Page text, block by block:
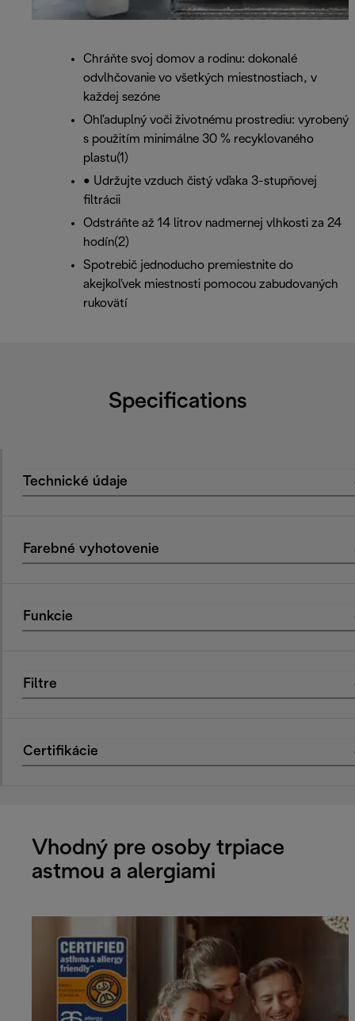
Chráňte svoj domov a rodinu: dokonalé
odvlhčovanie vo všetkých miestnostiach, v
každej sezóne
Ohľaduplný voči životnému prostrediu: vyrobený
s použitím minimálne 30 % recyklovaného
plastu(1)
• Udržujte vzduch čistý vďaka 3-stupňovej
filtrácii
Odstráňte až 14 litrov nadmernej vlhkosti za 24
hodín(2)
Spotrebič jednoducho premiestnite do
akejkoľvek miestnosti pomocou zabudovaných
rukovätí
Specifications
Technické údaje
Farebné vyhotovenie
Funkcie
Filtre
Certifikácie
Vhodný pre osoby trpiace
astmou a alergiami